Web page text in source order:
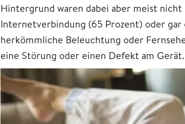
Hintergrund waren dabei aber meist
Internetverbindung (65 Prozent) oder
herkömmliche Beleuchtung oder
eine Störung oder einen Defekt am Gerät.